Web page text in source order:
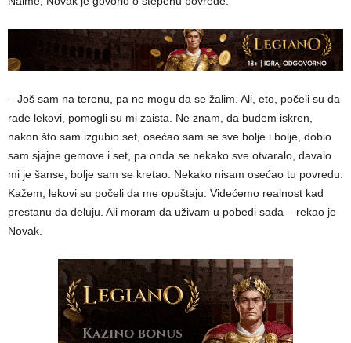
– Još sam na terenu, pa ne mogu da se žalim. Ali, eto, počeli su da
rade lekovi, pomogli su mi zaista. Ne znam, da budem iskren,
nakon što sam izgubio set, osećao sam se sve bolje i bolje, dobio
sam sjajne gemove i set, pa onda se nekako sve otvaralo, davalo
mi je šanse, bolje sam se kretao. Nekako nisam osećao tu povredu.
Kažem, lekovi su počeli da me opuštaju. Videćemo realnost kad
prestanu da deluju. Ali moram da uživam u pobedi sada – rekao je
Novak.